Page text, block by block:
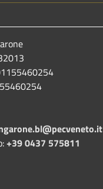
+39 0437 575811